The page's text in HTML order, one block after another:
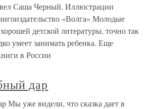
Саша Черный. Иллюстрации
«Волга» Молодые
детской литературы, точно так
умеет занимать ребенка. Еще
в России
дар
Мы уже видели, что сказка дает в